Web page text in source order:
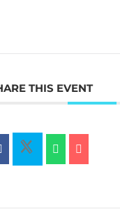
THIS EVENT